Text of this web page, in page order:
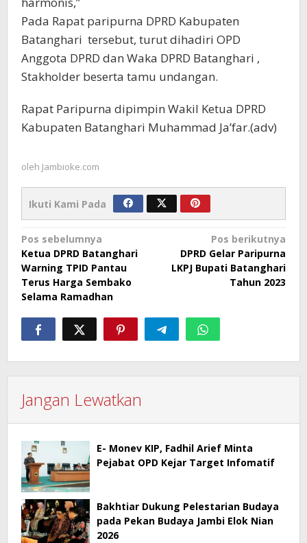
Pada Rapat paripurna DPRD Kabupaten
Batanghari tersebut, turut dihadiri OPD
Anggota DPRD dan Waka DPRD Batanghari ,
Stakholder beserta tamu undangan.
Rapat Paripurna dipimpin Wakil Ketua DPRD
Kabupaten Batanghari Muhammad Ja’far.(adv)
oleh Jambioke.com
Ikuti Kami Pada
Navigasi
pos
Pos sebelumnya
Ketua DPRD Batanghari
Warning TPID Pantau
Terus Harga Sembako
Selama Ramadhan
Pos berikutnya
DPRD Gelar Paripurna
LKPJ Bupati Batanghari
Tahun 2023
Jangan Lewatkan
E- Monev KIP, Fadhil Arief Minta
Pejabat OPD Kejar Target Infomatif
Bakhtiar Dukung Pelestarian Budaya
pada Pekan Budaya Jambi Elok Nian
2026